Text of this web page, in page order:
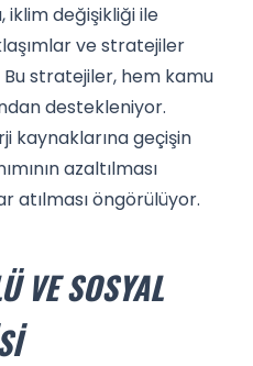
iklim değişikliği ile
ve stratejiler
stratejiler, hem kamu
destekleniyor.
kaynaklarına geçişin
azaltılması
atılması öngörülüyor.
VE SOSYAL